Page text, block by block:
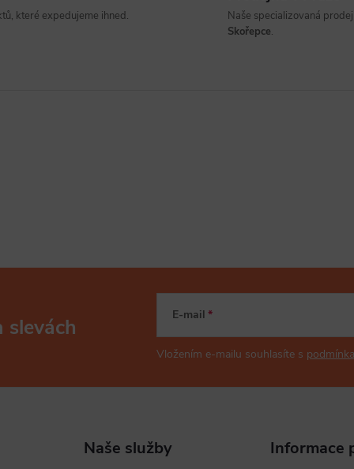
které expedujeme ihned.
Naše specializovaná
Skořepce.
slevách E-mail
Vložením e-mailu souhlasíte s
Naše služby Informace